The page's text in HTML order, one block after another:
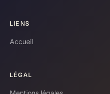
LIENS
Accueil
LÉGAL